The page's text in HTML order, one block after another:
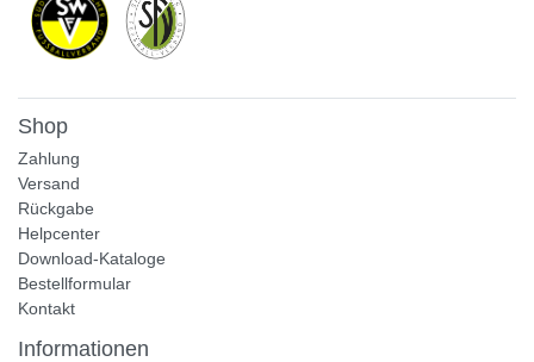
Shop
Zahlung
Versand
Rückgabe
Helpcenter
Download-Kataloge
Bestellformular
Kontakt
Informationen